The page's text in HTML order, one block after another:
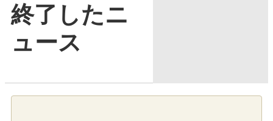
終了したニ
ュース